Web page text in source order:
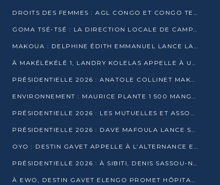
DROITS DES FEMMES : AGL CONGO ET CONGO TERMINAL METTENT EN AVANT LE LEADERSHIP FÉMININ
GOMA TSÉ-TSÉ : LA DIRECTION LOCALE DE CAMPAGNE INTENSIFIE LA SENSIBILISATION DANS LES VILLAGES
MAKOUA : DELPHINE ÉDITH EMMANUEL LANCE LA CAMPAGNE POUR DENIS SASSOU-N’GUESSO
À MAKÉLÉKÉLÉ 1, LANDRY KOLELAS APPELLE À UNE MOBILISATION MASSIVE EN FAVEUR DE DENIS SASSOU-N’GUESSO
PRÉSIDENTIELLE 2026 : ANATOLE COLLINET MAKOSSO DÉFEND LE PROJET DE SOCIÉTÉ DE DENIS SASSOU NGUESSO
ENVIRONNEMENT : MAURICE PLANTE 1 500 MANGROVES POUR HONORER WANGARI MAATHAI
PRÉSIDENTIELLE 2026 : LES MUTUELLES ET ASSOCIATIONS S’IMPLIQUENT DANS LA CAMPAGNE ÉLECTORALE À TIÉ-TIÉ 2 (POINTE-NOIRE)
PRÉSIDENTIELLE 2026 : DAVE MAFOULA LANCE SA « VAGUE DU NOUVEAU DÉPART » À IMPFONDO
OYO : DESTIN GAVET APPELLE À L’ALTERNANCE ET À LA RESPONSABILITÉ DE LA JEUNESSE
PRÉSIDENTIELLE 2026 : À SIBITI, DENIS SASSOU-N’GUESSO PARIE SUR LES RESSOURCES DE LA LEKOUMOU
À EWO, DESTIN GAVET ELENGO PROMET HÔPITAL, CHEMIN DE FER ET AUDIT DES FINANCES PUBLIQUES